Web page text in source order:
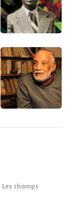
Les champs